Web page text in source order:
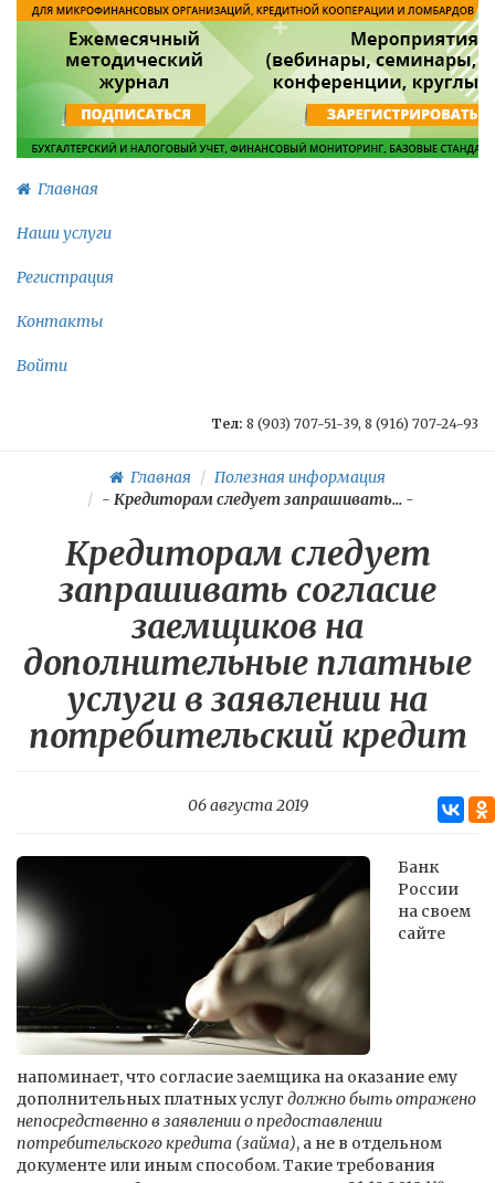
Главная
Наши услуги
Регистрация
Контакты
Войти
Тел: 8 (903) 707-51-39, 8 (916) 707-24-93
Главная
Полезная информация
- Кредиторам следует запрашивать...-
Кредиторам следует
запрашивать согласие
заемщиков на
дополнительные платные
услуги в заявлении на
потребительский кредит
06 августа 2019
Банк
России
на своем
сайте
напоминает, что согласие заемщика на оказание ему
дополнительных платных услуг должно быть отражено
непосредственно в заявлении о предоставлении
потребительского кредита (займа), а не в отдельном
документе или иным способом. Такие требования